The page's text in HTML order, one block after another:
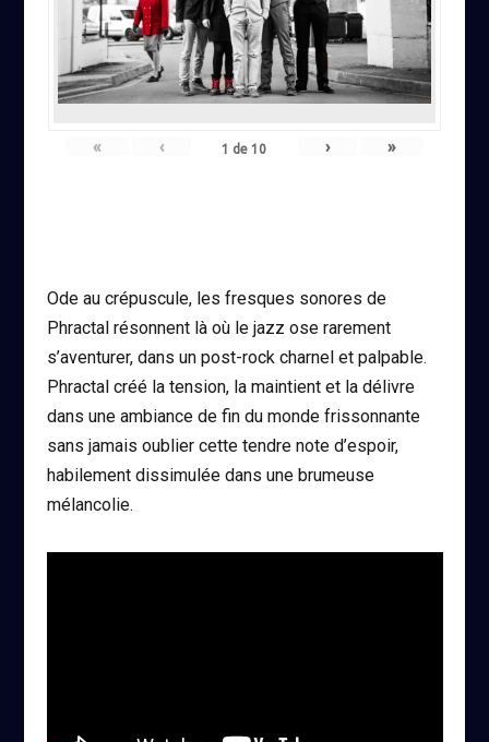
« ‹ 1 de10 › »
Ode au crépuscule, les fresques sonores de
Phractal résonnent là où le jazz ose rarement
s’aventurer, dans un post-rock charnel et palpable.
Phractal créé la tension, la maintient et la délivre
dans une ambiance de fin du monde frissonnante
sans jamais oublier cette tendre note d’espoir,
habilement dissimulée dans une brumeuse
mélancolie.